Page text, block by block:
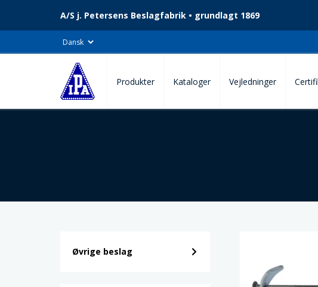
A/S j. Petersens Beslagfabrik • grundlagt 1869
Produkter Kataloger Vejledninger
Øvrige beslag